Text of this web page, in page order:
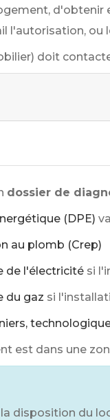
d'obtenir
l'autorisation, ou
doit
dossier de
(DPE)
au plomb (Crep)
de l'électricité si
du gaz si
est dans une
disposition du